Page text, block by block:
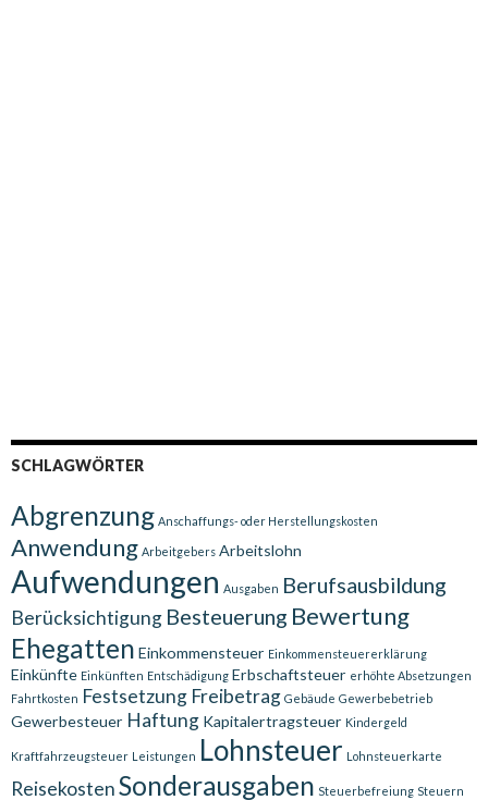
SCHLAGWÖRTER
Abgrenzung Anschaffungs- oder Herstellungskosten
Anwendung Arbeitgebers Arbeitslohn
Aufwendungen Ausgaben Berufsausbildung
Berücksichtigung Besteuerung Bewertung
Ehegatten Einkommensteuer Einkommensteuererklärung
Einkünfte Einkünften Entschädigung Erbschaftsteuer erhöhte Absetzungen
Fahrtkosten Festsetzung Freibetrag Gebäude Gewerbebetrieb
Gewerbesteuer Haftung Kapitalertragsteuer Kindergeld
Kraftfahrzeugsteuer Leistungen Lohnsteuer Lohnsteuerkarte
ReisekostenSonderausgaben Steuerbefreiung Steuern